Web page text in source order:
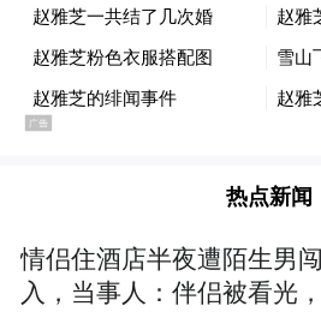
热点新闻
情侣住酒店半夜遭陌生男闯
入，当事人：伴侣被看光，